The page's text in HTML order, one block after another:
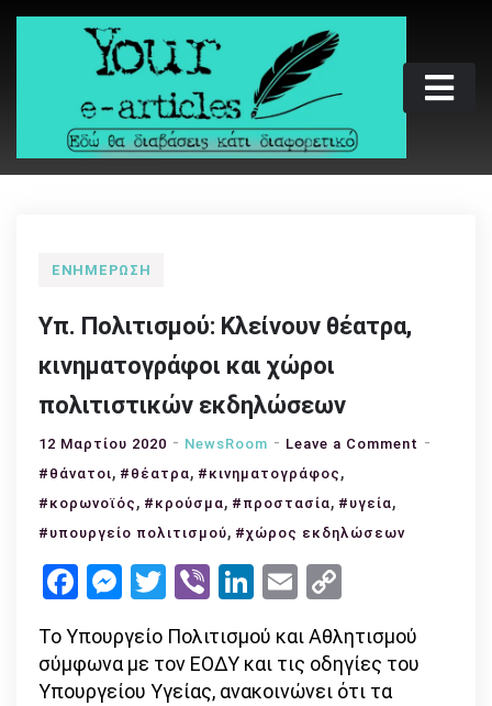
Skip
Your e-articles
Εδώ θα διαβάσεις κάτι διαφορετικό
ΕΝΗΜΈΡΩΣΗ
Υπ. Πολιτισμού: Κλείνουν θέατρα,
κινηματογράφοι και χώροι
πολιτιστικών εκδηλώσεων
12 Μαρτίου 2020 NewsRoom Leave a Comment on
#θάνατοι, #θέατρα, #κινηματογράφος ,
#κορωνοϊός , #κρούσμα, #προστασία, #υγεία,
#υπουργείο πολιτισμού, #χώρος εκδηλώσεων
Facebook
Messenger
Twitter
ViberLinkedIn
Email
Το Υπουργείο Πολιτισμού και Αθλητισμού
σύμφωνα με τον ΕΟΔΥ και τις οδηγίες του
Υπουργείου Υγείας, ανακοινώνει ότι τα